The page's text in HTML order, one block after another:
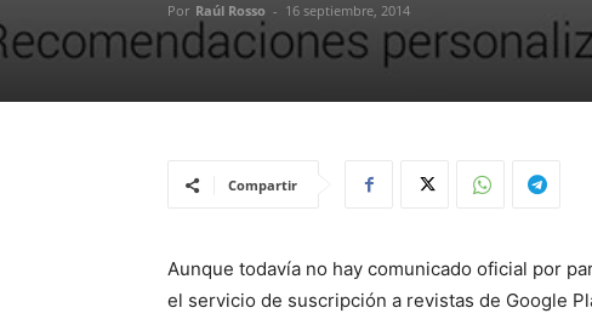
Por Raúl Rosso - 16 septiembre, 2014
Compartir
Aunque todavía no hay comunicado oficial por
el servicio de suscripción a revistas de Google